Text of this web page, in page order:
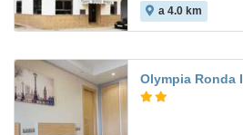
a 4.0 km
Olympia Ronda I